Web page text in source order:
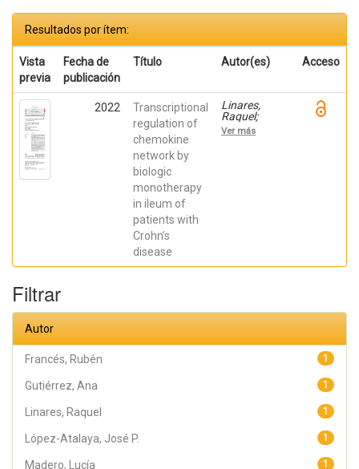
Resultados por ítem:
Vista
previa
Fecha de
publicación
Título Autor(es) Acceso
2022
Transcriptional
regulation of
chemokine
network by
biologic
monotherapy
in ileum of
patients with
Crohn’s
disease
Linares,
Raquel;
Gutiérrez,
Ana;
Ver más
Filtrar
Autor
1
Francés, Rubén
1
Gutiérrez, Ana
1
Linares, Raquel
1
López-Atalaya, José P.
1
Madero, Lucía